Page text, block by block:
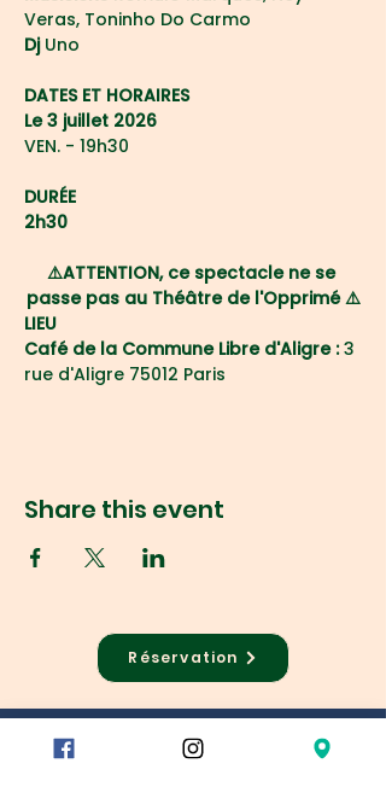
Veras, Toninho Do Carmo
Dj Uno
DATES ET HORAIRES
Le 3 juillet 2026
VEN. - 19h30
DURÉE
2h30
⚠️ATTENTION, ce spectacle ne se
passe pas au Théâtre de l'Opprimé ⚠️
LIEU
Café de la Commune Libre d'Aligre : 3
rue d'Aligre 75012 Paris
Share this event
Réservation